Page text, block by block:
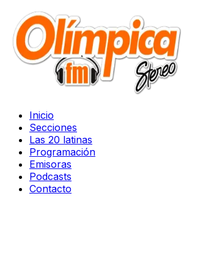
Inicio
Secciones
Las 20 latinas
Programación
Emisoras
Podcasts
Contacto